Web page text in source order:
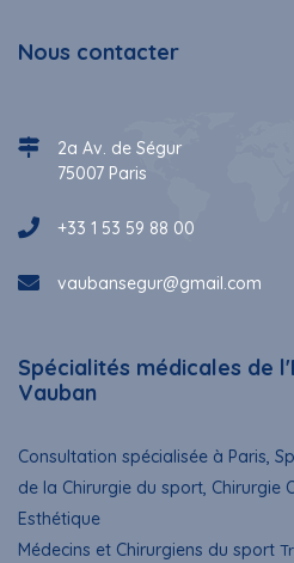
Nous contacter
2a Av. de Ségur
75007 Paris
+33 1 53 59 88 00
vaubansegur@gmail.com
Spécialités médicales de
Vauban
Consultation spécialisée à Paris,
de la Chirurgie du sport, Chirurgie
Esthétique
Médecins et Chirurgiens du sport